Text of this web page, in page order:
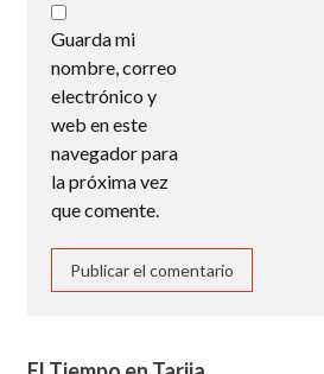
Guarda mi
nombre, correo
electrónico y
web en este
navegador para
la próxima vez
que comente.